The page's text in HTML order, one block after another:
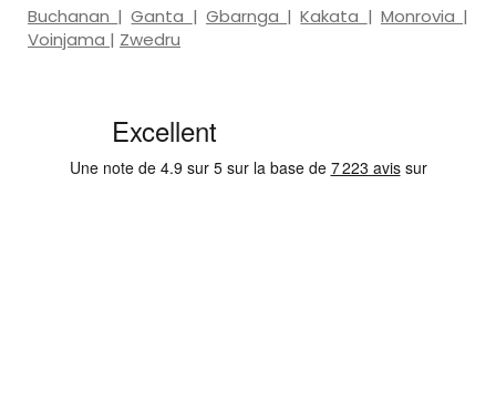
Buchanan |Ganta | Gbarnga |Kakata | Monrovia |
Voinjama | Zwedru